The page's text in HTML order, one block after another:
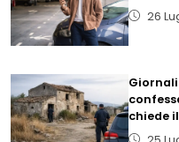
26
chiede